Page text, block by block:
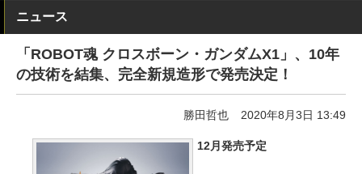
ニュース
「ROBOT魂 クロスボーン・ガンダムX1」、10年
の技術を結集、完全新規造形で発売決定！
勝田哲也 2020年8月3日 13:49
12月発売予定